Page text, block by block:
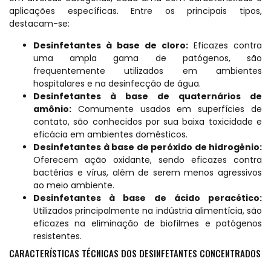
aplicações específicas. Entre os principais tipos,
destacam-se:
Desinfetantes à base de cloro: Eficazes contra
uma ampla gama de patógenos, são
frequentemente utilizados em ambientes
hospitalares e na desinfecção de água.
Desinfetantes à base de quaternários de
amônio: Comumente usados em superfícies de
contato, são conhecidos por sua baixa toxicidade e
eficácia em ambientes domésticos.
Desinfetantes à base de peróxido de hidrogênio:
Oferecem ação oxidante, sendo eficazes contra
bactérias e vírus, além de serem menos agressivos
ao meio ambiente.
Desinfetantes à base de ácido peracético:
Utilizados principalmente na indústria alimentícia, são
eficazes na eliminação de biofilmes e patógenos
resistentes.
CARACTERÍSTICAS TÉCNICAS DOS DESINFETANTES CONCENTRADOS